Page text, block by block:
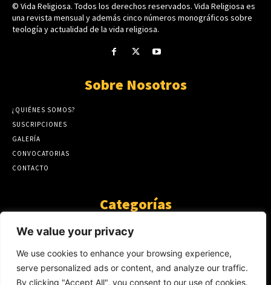
We value your privacy
We use cookies to enhance your browsing experience,
serve personalized ads or content, and analyze our traffic.
By clicking "Accept All", you consent to our use of cookies.
© Vida Religiosa. Todos los derechos reservados. Vida Religiosa es
una revista mensual y además cinco números monográficos sobre
teología y actualidad de la vida religiosa.
Sobre Nosotros
¿QUIÉNES SOMOS?
SUSCRIPCIONES
GALERÍA
CONVOCATORIAS
CONTACTO
Categorías
ARTÍCULOS
GUANTE DE SEDA
AL CALOR DE LA PALABRA
Y YO QUE SÉ
423